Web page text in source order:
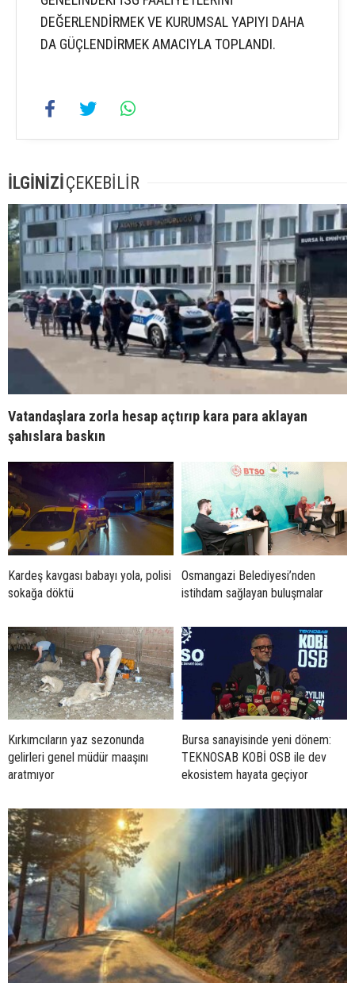
DEĞERLENDİRMEK VE KURUMSAL YAPIYI DAHA
DA GÜÇLENDİRMEK AMACIYLA TOPLANDI.
İLGİNİZİÇEKEBİLİR
Vatandaşlara zorla hesap açtırıp kara para aklayan
şahıslara baskın
Kardeş kavgası babayı yola, polisi
sokağa döktü
Osmangazi Belediyesi’nden
istihdam sağlayan buluşmalar
Kırkımcıların yaz sezonunda
gelirleri genel müdür maaşını
aratmıyor
Bursa sanayisinde yeni dönem:
TEKNOSAB KOBİ OSB ile dev
ekosistem hayata geçiyor